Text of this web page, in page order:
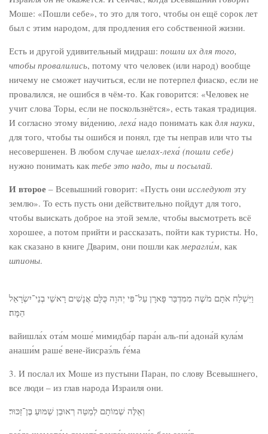
Моше: «Пошли себе», то это для того, чтобы он ещё сорок лет
был с этим народом, для продления его собственной жизни.
Есть и другой удивительный мидраш: пошли их для того,
чтобы провалились, потому что человек (или народ) вообще
ничему не сможет научиться, если не потерпел фиаско, если не
провалился, не ошибся в чём-то. Как говорится: «Человек не
учит слова Торы, если не поскользнётся», есть такая традиция.
И согласно этому ви́дению,леха́ надо понимать как для науки,
для того, чтобы ты ошибся и понял, где ты неправ или что ты
несовершенен. В любом случае шелах-леха́ (пошли себе)
нужно понимать как тебе это надо, ты и посылай.
И второе – Всевышний говорит: «Пусть они исследуют эту
землю». То есть пусть они действительно пойдут для того,
чтобы выискать доброе на этой земле, чтобы высмотреть всё
хорошее, а потом прийти и рассказать, пойти как туристы. Но,
как сказано в книге Дварим, они пошли какмерагли́м, как
шпионы.
וַיִּשְׁלַח אֹתָם מֹשֶׁה מִמִּדְבַּר פָּארָן עַל־פִּי יְהוָה כֻּלָּם אֲנָשִׁים רָאשֵׁי בְנֵי־יִשְׂרָאֵל
הֵמָּה׃
вайишла́х ота́м моше́ мимидба́р пара́н аль-пи́ адона́й кула́м
анаши́м раше́ вене-йисраэ́ль ѓе́ма
3. И послал их Моше из пустыни Паран, по слову Всевышнего,
все люди – из глав народа Израиля они.
וְאֵלֶּה שְׁמוֹתָם לְמַטֵּה רְאוּבֵן שַׁמּוּעַ בֶּן־זַכּוּר׃